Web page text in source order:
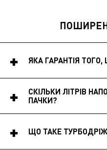
ЯКА ГАРАНТІЯ
СКІЛЬКИ ЛІТРІВ
ПАЧКИ?
ЩО ТАКЕ